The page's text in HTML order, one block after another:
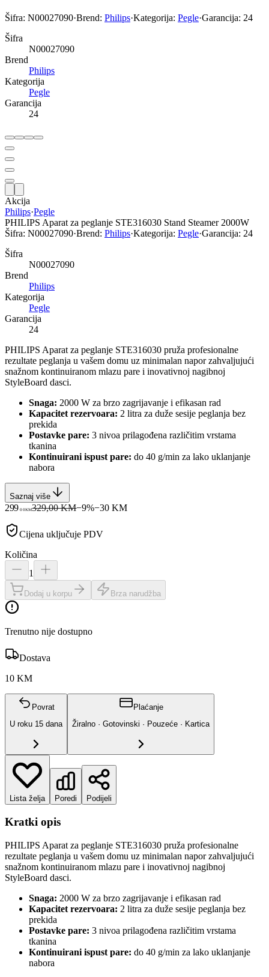
Šifra: N00027090·Brend: Philips·Kategorija: Pegle·Garancija: 24
Šifra
N00027090
Brend
Philips
Kategorija
Pegle
Garancija
24
Akcija
Philips·Pegle
PHILIPS Aparat za peglanje STE316030 Stand Steamer 2000W
Šifra: N00027090·Brend: Philips·Kategorija: Pegle·Garancija: 24
Šifra
N00027090
Brend
Philips
Kategorija
Pegle
Garancija
24
PHILIPS Aparat za peglanje STE316030 pruža profesionalne
rezultate peglanja u vašem domu uz minimalan napor zahvaljujući
snažnom kontinuiranom mlazu pare i inovativnoj nagibnoj
StyleBoard dasci.
Snaga: 2000 W za brzo zagrijavanje i efikasan rad
Kapacitet rezervoara: 2 litra za duže sesije peglanja bez
prekida
Postavke pare: 3 nivoa prilagođena različitim vrstama
tkanina
Kontinuirani ispust pare: do 40 g/min za lako uklanjanje
nabora
Saznaj više
299 00KM329,00 KM−9%−30 KM
Cijena uključuje PDV
Količina
1
Dodaj u korpu Brza narudžba
Trenutno nije dostupno
Dostava
10 KM
Povrat
U roku 15 dana
Plaćanje
Žiralno · Gotovinski · Pouzeće · Kartica
Lista želja Poredi Podijeli
Kratki opis
PHILIPS Aparat za peglanje STE316030 pruža profesionalne
rezultate peglanja u vašem domu uz minimalan napor zahvaljujući
snažnom kontinuiranom mlazu pare i inovativnoj nagibnoj
StyleBoard dasci.
Snaga: 2000 W za brzo zagrijavanje i efikasan rad
Kapacitet rezervoara: 2 litra za duže sesije peglanja bez
prekida
Postavke pare: 3 nivoa prilagođena različitim vrstama
tkanina
Kontinuirani ispust pare: do 40 g/min za lako uklanjanje
nabora